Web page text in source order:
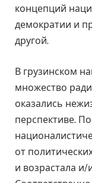
концепций
демократии и
другой.
В грузинском
множество
оказались
перспективе.
от
и возрастала и/